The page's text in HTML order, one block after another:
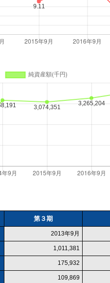
第３期
2013年9月
1,011,381
175,932
109,869